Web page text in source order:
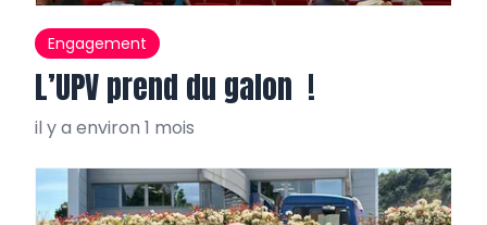
Engagement
L’UPV prend du galon !
il y a environ 1 mois